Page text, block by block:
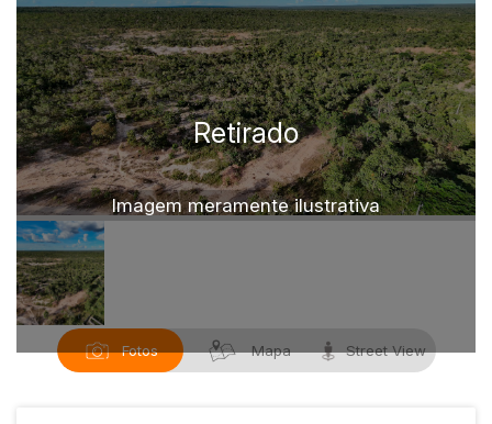
Caminhão
Carro
Carros
Moto
Motocicleta
Ônibus
Imagem meramente ilustrativa
Fotos Mapa Street View